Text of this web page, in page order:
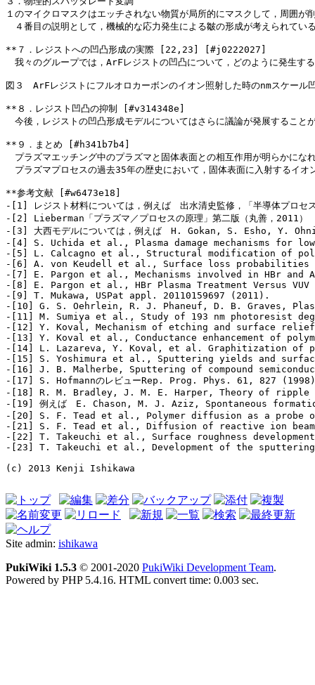
１のマイクロマスクはエッチされない物質が局所的にマスクして，周囲
４番目の説明として，機械的な応力発生による皺の形成が考えられてい
**７．レジストへの凹凸形成の実際 [22,23] [#j0222027]
我々のグループでは，ArFレジストの凹凸について，どのように発生す
図３　ArFレジストにフルオロカーボンのイオン照射した時のnmスケー
**８．レジスト凹凸の抑制 [#v314348e]
今後，レジストの凹凸形成モデルについてはさらに議論が発展すること
**９．まとめ [#h341b7b4]
プラズマエッチング中のプラズマと固体表面との相互作用が明らかにな
プラズマプロセスの過去35年の歴史において，固体表面に入射するイ
**参考文献 [#w6473e18]
-[1] レジスト材料については，例えば　出水清史監修，「半導体プロ
-[2] Lieberman「プラズマ／プロセスの原理」第二版（丸善，2011）
-[3] 大西モデルについては，例えば　H. Gokan, S.
-[4] S. Uchida et al., Plasma damage mechanisms for
-[5] L. Calcagno et al., Structural modification of
-[6] A. von Keudell et al., Surface loss probabilities of
-[7] E. Pargon et al., Mechanisms involved in HBr and
-[8] E. Pargon et al., HBr Plasma Treatment Versus
-[9] T. Mukawa, USPat appl. 20110159697 (2011).
-[10] G. S. Oehrlein, R. J. Phaneuf, D. B. Graves,
-[11] M. Sumiya et al., Study of 193 nm photoresist
-[12] Y. Koval, Mechanism of etching and surface relief
-[13] Y. Koval et al., Conductance enhancement of
-[14] L. Lazareva, Y. Koval, et al. Graphitization of
-[15] S. Yoshimura et al., Sputtering yields and
-[16] J. B. Malherbe, Sputtering of compound
-[17] S. HofmannのレビューRep. Prog. Phys. 61, 827
-[18] R. M. Bradley, J. M. E. Harper, Theory of ripple
-[19] 例えば　E. Chason, M. J. Aziz, Spontaneous
-[20] S. F. Tead et al., Polymer diffusion as a probe
-[21] S. F. Tead et al., Diffusion of reactive ion
-[22] T. Takeuchi et al., Surface roughness
-[23] T. Takeuchi et al., Development of the
(c) 2013 Kenji Ishikawa
Site admin: ishikawa
PukiWiki 1.5.3 © 2001-2020 PukiWiki Development Team.
Powered by PHP 5.4.16. HTML convert time: 0.003 sec.